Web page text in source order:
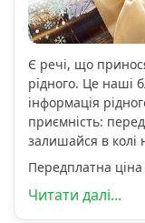
Є речі, що
рідного. Це наші
інформація
приємність:
залишайся в
Передплатна
Читати далі...